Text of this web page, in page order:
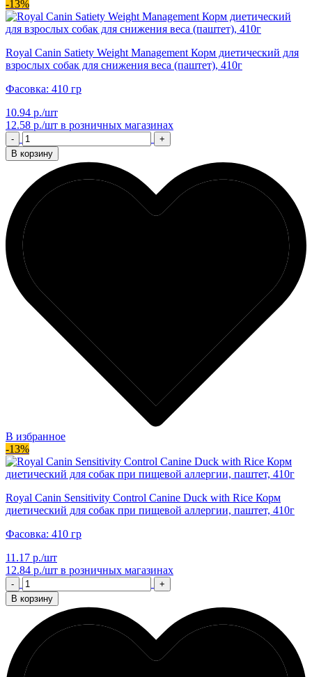
-13%
Royal Canin Satiety Weight Management Корм диетический для
взрослых собак для снижения веса (паштет), 410г
Фасовка: 410 гр
10.94 р./шт
12.58 р./шт в розничных магазинах
-
+
В корзину
В избранное
-13%
Royal Canin Sensitivity Control Canine Duck with Rice Корм
диетический для собак при пищевой аллергии, паштет, 410г
Фасовка: 410 гр
11.17 р./шт
12.84 р./шт в розничных магазинах
-
+
В корзину